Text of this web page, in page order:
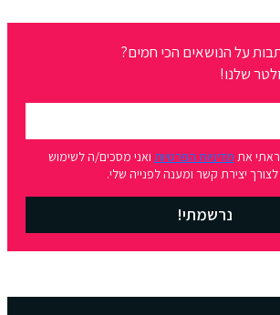
על הנושאים הכי חמים?
שלנו!
את מדיניות הפרטיות ואני מסכים/ה לשימוש
יצירת קשר ומענה לפנייה שלי.
נרשמתי!